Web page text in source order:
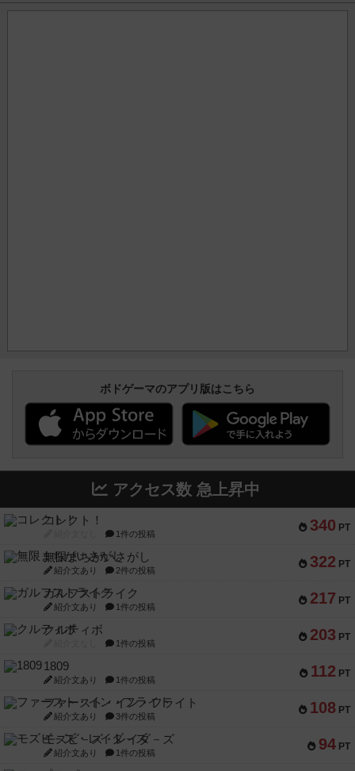
ボドゲーマのアプリ版はこちら
アクセス数 急上昇中
340 PT
コレクト！
1件の投稿
322 PT
無限まちがいさがし
紹介文あり 2件の投稿
217 PT
ガルフストライク
紹介文あり 1件の投稿
203 PT
クルティボ
1件の投稿
112 PT
1809
紹介文あり 1件の投稿
108 PT
ファースト・イン・フライト
紹介文あり 3件の投稿
94 PT
モズビ－ズ・レイダ－ズ
紹介文あり 1件の投稿